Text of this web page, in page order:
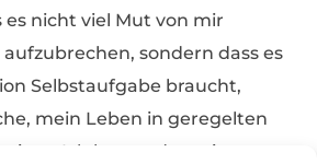
es nicht viel Mut von mir
sondern dass es
Selbstaufgabe braucht,
mein Leben in geregelten
Ich lernte, dass eine